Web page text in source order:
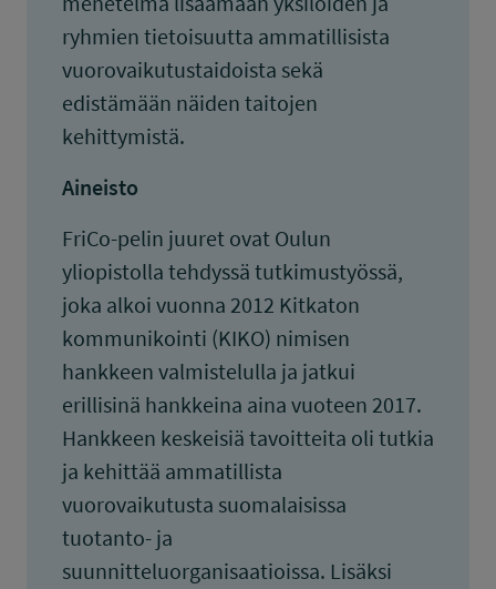
ryhmien tietoisuutta ammatillisista
vuorovaikutustaidoista sekä
edistämään näiden taitojen
kehittymistä.
Aineisto
FriCo-pelin juuret ovat Oulun
yliopistolla tehdyssä tutkimustyössä,
joka alkoi vuonna 2012 Kitkaton
kommunikointi (KIKO) nimisen
hankkeen valmistelulla ja jatkui
erillisinä hankkeina aina vuoteen 2017.
Hankkeen keskeisiä tavoitteita oli tutkia
ja kehittää ammatillista
vuorovaikutusta suomalaisissa
tuotanto- ja
suunnitteluorganisaatioissa. Lisäksi